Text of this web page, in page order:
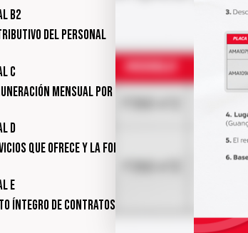
b2
del Personal
c
mensual por puesto
d
que ofrece y la forma de acceder a ellos
e
íntegro de contratos colectivos vigentes